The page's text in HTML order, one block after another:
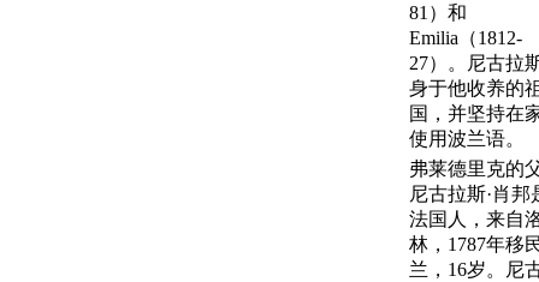
81）和
Emilia（1812-
27）。尼古拉
身于他收养的
国，并坚持在
使用波兰语。
弗莱德里克的
尼古拉斯·肖邦
法国人，来自
林，1787年移
兰，16岁。尼